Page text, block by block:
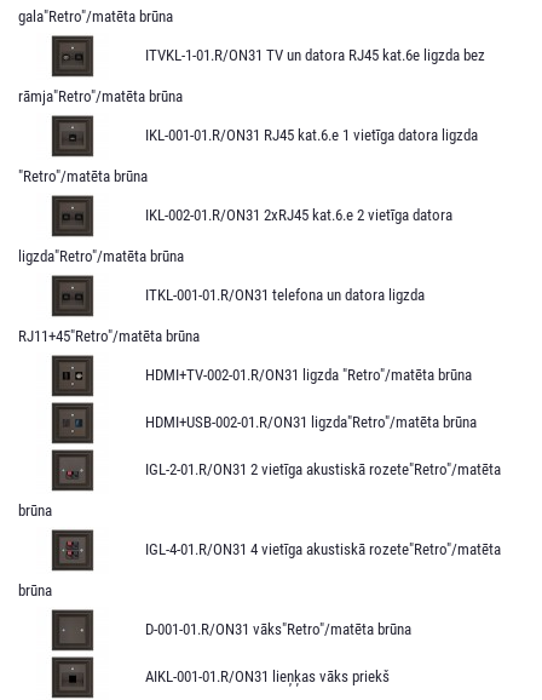
gala"Retro"/matēta brūna
ITVKL-1-01.R/ON31 TV un datora RJ45 kat.6e ligzda bez
rāmja"Retro"/matēta brūna
IKL-001-01.R/ON31 RJ45 kat.6.e 1 vietīga datora ligzda
"Retro"/matēta brūna
IKL-002-01.R/ON31 2xRJ45 kat.6.e 2 vietīga datora
ligzda"Retro"/matēta brūna
ITKL-001-01.R/ON31 telefona un datora ligzda
RJ11+45"Retro"/matēta brūna
HDMI+TV-002-01.R/ON31 ligzda "Retro"/matēta brūna
HDMI+USB-002-01.R/ON31 ligzda"Retro"/matēta brūna
IGL-2-01.R/ON31 2 vietīga akustiskā rozete"Retro"/matēta
brūna
IGL-4-01.R/ON31 4 vietīga akustiskā rozete"Retro"/matēta
brūna
D-001-01.R/ON31 vāks"Retro"/matēta brūna
AIKL-001-01.R/ON31 lieņķas vāks priekš